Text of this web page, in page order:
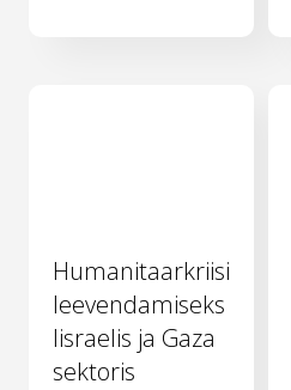
Humanitaarkriisi
leevendamiseks
Iisraelis ja Gaza
sektoris